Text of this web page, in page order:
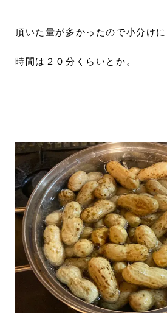
頂いた量が多かったので小分けに
時間は２０分くらいとか。